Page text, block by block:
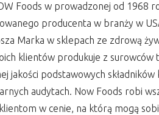
Foods w prowadzonej od 1968
producenta w branży w
Marka w sklepach ze zdrową
klientów produkuje z
jakości podstawowych
audytach. Now Foods robi
w cenie, na którą mogą